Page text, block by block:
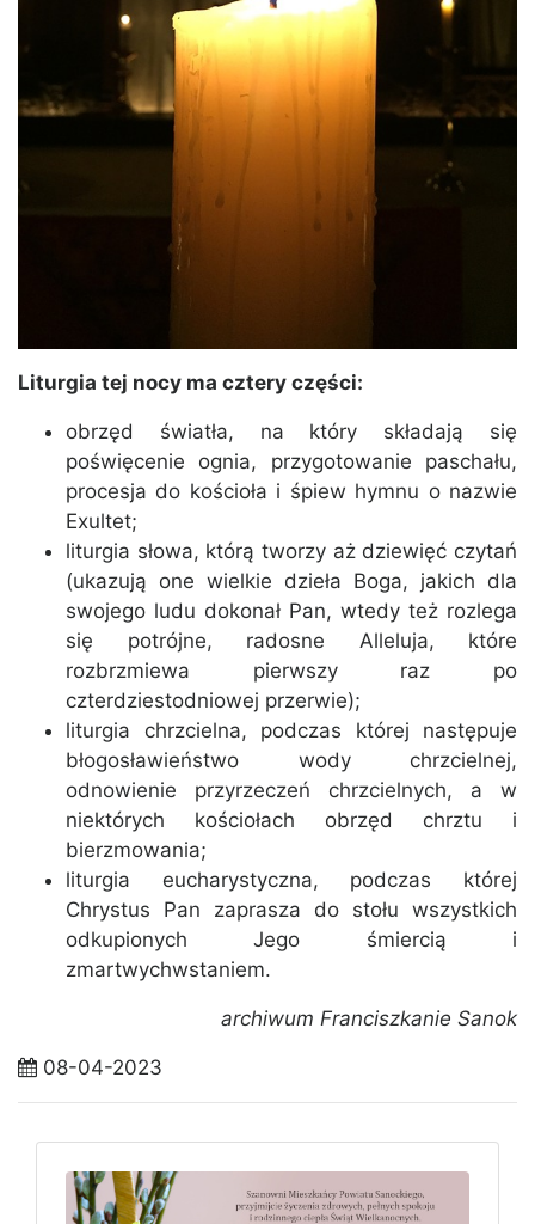
Liturgia tej nocy ma cztery części:
obrzęd światła, na który składają się
poświęcenie ognia, przygotowanie paschału,
procesja do kościoła i śpiew hymnu o nazwie
Exultet;
liturgia słowa, którą tworzy aż dziewięć czytań
(ukazują one wielkie dzieła Boga, jakich dla
swojego ludu dokonał Pan, wtedy też rozlega
się potrójne, radosne Alleluja, które
rozbrzmiewa pierwszy raz po
czterdziestodniowej przerwie);
liturgia chrzcielna, podczas której następuje
błogosławieństwo wody chrzcielnej,
odnowienie przyrzeczeń chrzcielnych, a w
niektórych kościołach obrzęd chrztu i
bierzmowania;
liturgia eucharystyczna, podczas której
Chrystus Pan zaprasza do stołu wszystkich
odkupionych Jego śmiercią i
zmartwychwstaniem.
archiwum Franciszkanie Sanok
08-04-2023